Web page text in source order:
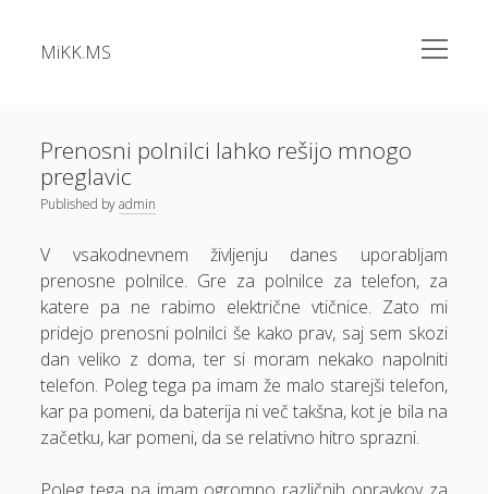
MiKK.MS
open
menu
Alu okna
Analiza vode
Apartma Bovec
Bazeni Intex
Casino
Cene elektrike
Cvetlična korita
Dermatolog samoplačniško
Diesel
Dokolenke
Prenosni polnilci lahko rešijo mnogo
preglavic
Published byadmin
V vsakodnevnem življenju danes uporabljam
prenosne polnilce. Gre za polnilce za telefon, za
katere pa ne rabimo električne vtičnice. Zato mi
pridejo prenosni polnilci še kako prav, saj sem skozi
dan veliko z doma, ter si moram nekako napolniti
telefon. Poleg tega pa imam že malo starejši telefon,
kar pa pomeni, da baterija ni več takšna, kot je bila na
začetku, kar pomeni, da se relativno hitro sprazni.